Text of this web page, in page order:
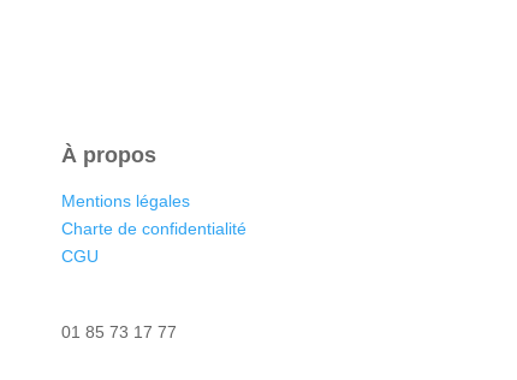
À propos
Mentions légales
Charte de confidentialité
CGU
01 85 73 17 77